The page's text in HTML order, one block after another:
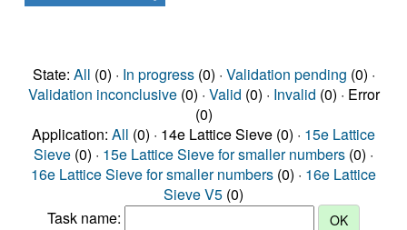
State: All (0) · In progress(0) · Validation pending (0) ·
Validation inconclusive(0) · Valid (0) · Invalid (0) · Error
(0)
Application: All (0) · 14e Lattice Sieve (0) · 15e Lattice
Sieve (0) · 15e Lattice Sieve for smaller numbers (0) ·
16e Lattice Sieve for smaller numbers (0) · 16e Lattice
Sieve V5 (0)
Task name: